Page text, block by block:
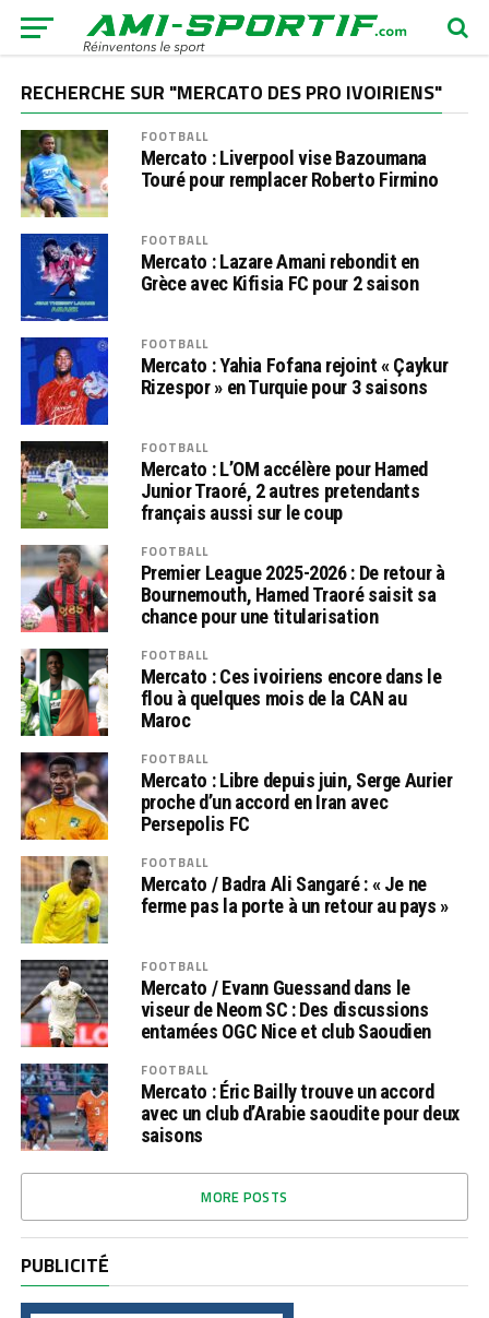
RECHERCHE SUR "MERCATO DES PRO IVOIRIENS"
FOOTBALL
Mercato : Liverpool vise Bazoumana
Touré pour remplacer Roberto Firmino
FOOTBALL
Mercato : Lazare Amani rebondit en
Grèce avec Kifisia FC pour 2 saison
FOOTBALL
Mercato : Yahia Fofana rejoint « Çaykur
Rizespor » en Turquie pour 3 saisons
FOOTBALL
Mercato : L’OM accélère pour Hamed
Junior Traoré, 2 autres pretendants
français aussi sur le coup
FOOTBALL
Premier League 2025-2026 : De retour à
Bournemouth, Hamed Traoré saisit sa
chance pour une titularisation
FOOTBALL
Mercato : Ces ivoiriens encore dans le
flou à quelques mois de la CAN au
Maroc
FOOTBALL
Mercato : Libre depuis juin, Serge Aurier
proche d’un accord en Iran avec
Persepolis FC
FOOTBALL
Mercato / Badra Ali Sangaré : « Je ne
ferme pas la porte à un retour au pays »
FOOTBALL
Mercato / Evann Guessand dans le
viseur de Neom SC : Des discussions
entamées OGC Nice et club Saoudien
FOOTBALL
Mercato : Éric Bailly trouve un accord
avec un club d’Arabie saoudite pour deux
saisons
MORE POSTS
PUBLICITÉ